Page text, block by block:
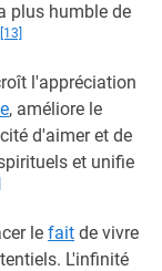
plus humble de
[13]
l'appréciation
, améliore le
d'aimer et de
et unifie
le fait de vivre
L'infinité